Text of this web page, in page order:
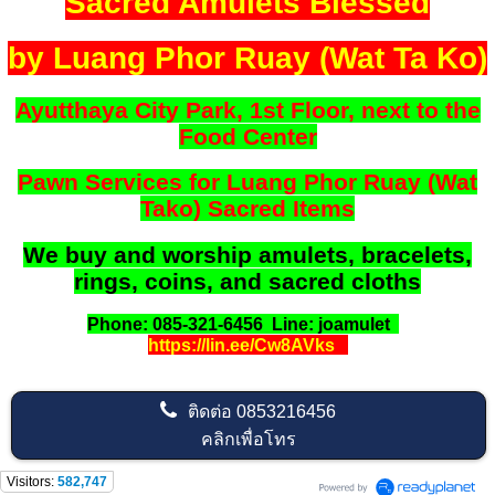
by Luang Phor Ruay (Wat Ta Ko)
Ayutthaya City Park, 1st Floor, next to the
Food Center
Pawn Services for Luang Phor Ruay (Wat
Tako) Sacred Items
We buy and worship amulets, bracelets,
rings, coins, and sacred cloths
Phone: 085-321-6456 Line: joamulet
https://lin.ee/Cw8AVks
ติดต่อ0853216456
คลิกเพื่อโทร
Visitors: 582,747